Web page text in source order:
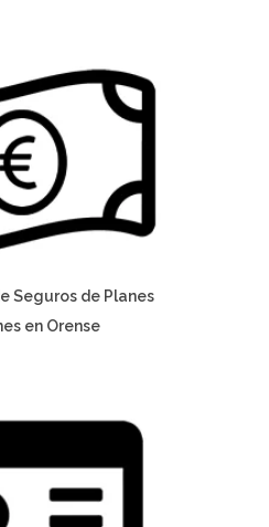
Seguros de Planes
en Orense